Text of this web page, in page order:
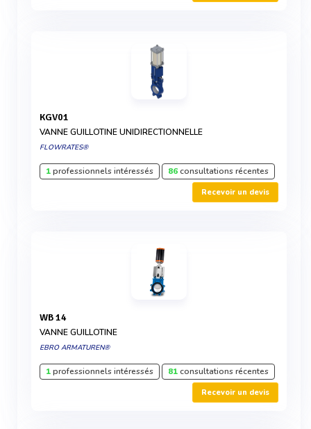
KGV01
VANNE GUILLOTINE UNIDIRECTIONNELLE
FLOWRATES®
1professionnels intéressés 86consultations récentes
Recevoir un devis
WB 14
VANNE GUILLOTINE
EBRO ARMATUREN®
1professionnels intéressés 81consultations récentes
Recevoir un devis